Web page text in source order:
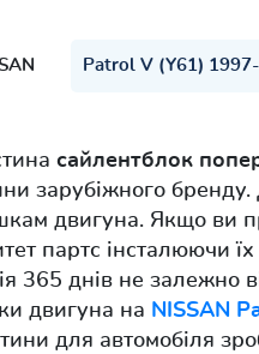
Patrol V (Y61) 1997-
сайлентблок
зарубіжного бренду.
двигуна. Якщо ви
партс інсталюючи
365 днів не залежно
двигуна на NISSAN
для автомобіля